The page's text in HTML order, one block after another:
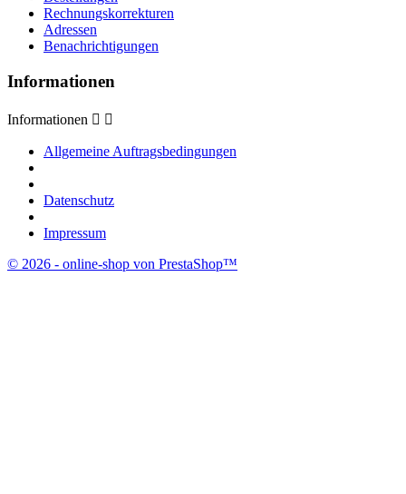
Rechnungskorrekturen
Adressen
Benachrichtigungen
Informationen
Informationen  
Allgemeine Auftragsbedingungen
Datenschutz
Impressum
© 2026 - online-shop von PrestaShop™